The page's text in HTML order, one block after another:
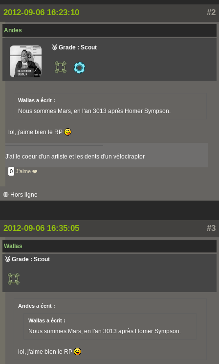
#2
2012-09-06 16:23:10
Andes
🥉 Grade : Scout
Wallas a écrit :
Nous sommes Mars, en l'an 3013 après Homer Sympson.
lol, j'aime bien le RP
J'ai le coeur d'un artiste et les dents d'un vélociraptor
0 J'aime ❤️
🔴 Hors ligne
#3
2012-09-06 16:35:05
Wallas
🥉 Grade : Scout
Andes a écrit :
Wallas a écrit :
Nous sommes Mars, en l'an 3013 après Homer Sympson.
lol, j'aime bien le RP